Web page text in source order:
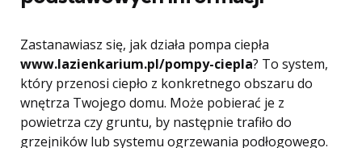
Zastanawiasz się, jak działa pompa ciepła
www.lazienkarium.pl/pompy-ciepla? To system,
który przenosi ciepło z konkretnego obszaru do
wnętrza Twojego domu. Może pobierać je z
powietrza czy gruntu, by następnie trafiło do
grzejników lub systemu ogrzewania podłogowego.